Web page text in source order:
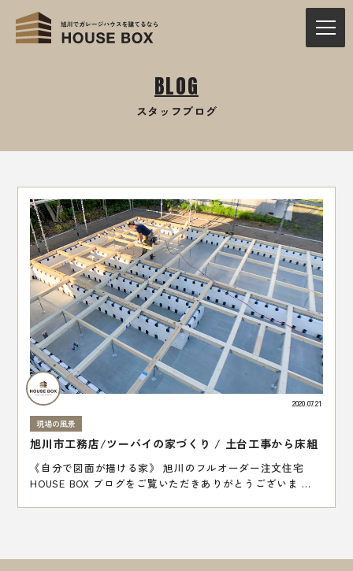
BLOG
スタッフブログ
2020.07.21
現場の風景
旭川市工務店/ツーバイの家づくり / 土台工事から床組
《自分で図面が描ける家》 旭川のフルオーダー注文住宅
HOUSE BOX ブログをご覧いただきありがとうございま ...